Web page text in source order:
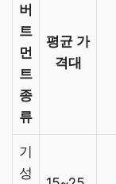
버
트
먼
트
종
류
평균 가
격대
기
성